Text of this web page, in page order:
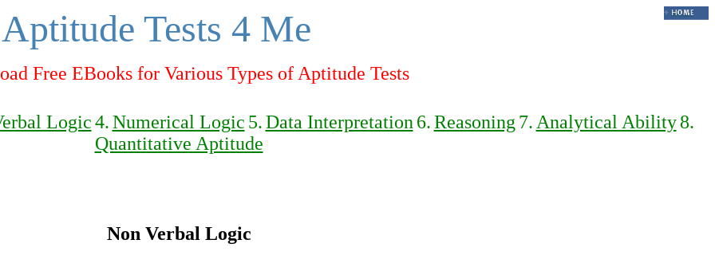
Aptitude Tests 4 Me
Free EBooks for Various Types of Aptitude Tests
Logic4.Numerical Logic 5.Data Interpretation 6.Reasoning 7. Analytical Ability 8.
Quantitative Aptitude
Non Verbal Logic